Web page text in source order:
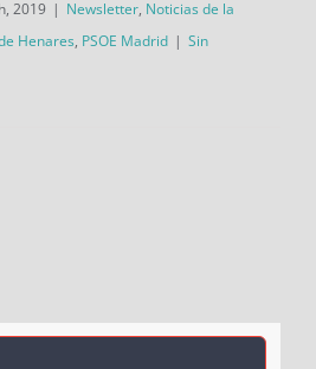
2019 | Newsletter, Noticias de la
Henares, PSOE Madrid | Sin